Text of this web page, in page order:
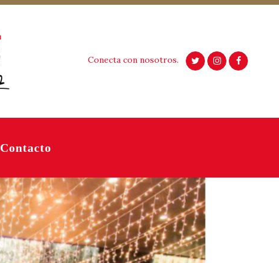
Conecta con nosotros.
Contacto